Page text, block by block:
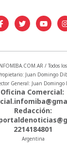
/ Todos los
Juan Domingo
General: Juan Domingo
Oficina Comercial:
Redacción:
2214184801
Argentina